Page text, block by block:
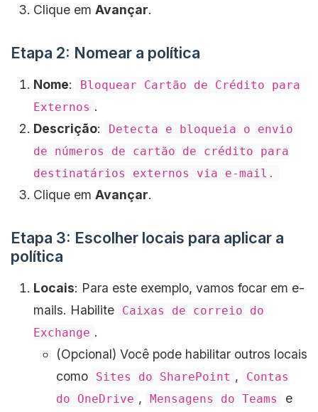
Clique em Avançar.
Etapa 2: Nomear a política
Nome:
Bloquear Cartão de Crédito para
Externos .
Descrição:
Detecta e bloqueia o envio
de números de cartão de crédito para
destinatários externos via e-mail.
Clique em Avançar.
Etapa 3: Escolher locais para aplicar a
política
Locais: Para este exemplo, vamos focar em e-
mails. Habilite
Caixas de correio do
Exchange .
(Opcional) Você pode habilitar outros locais
como
Sites do SharePoint ,
Contas
do OneDrive , Mensagens do Teams e